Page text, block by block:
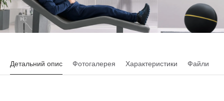
Детальний опис Фотогалерея Характеристики Файли